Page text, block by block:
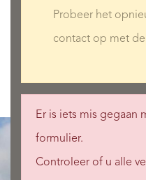
Probeer het
contact op met de
Er is iets mis gegaan
formulier.
Controleer of u alle